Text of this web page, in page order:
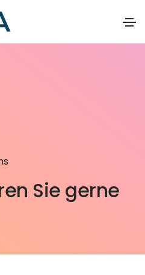
Sie gerne